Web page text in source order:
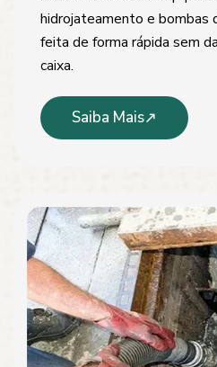
hidrojateamento e bombas
feita de forma rápida sem
caixa.
Saiba Mais